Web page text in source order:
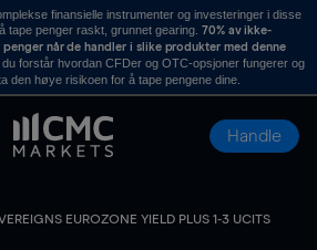
finansielle instrumenter og investeringer i disse
penger raskt, grunnet gearing. 70% av ikke-
når de handler i slike produkter med denne
du forstår hvordan CFDer og OTC-opsjoner fungerer og
den høye risikoen for å tape pengene dine.
Handle
EUROZONE YIELD PLUS 1-3 UCITS